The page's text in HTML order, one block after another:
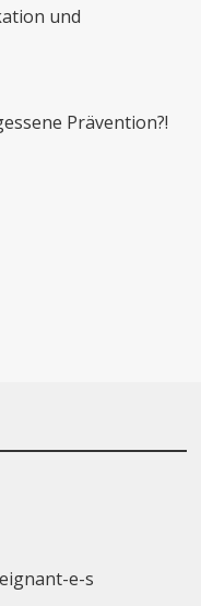
und
Prävention?!
e-s